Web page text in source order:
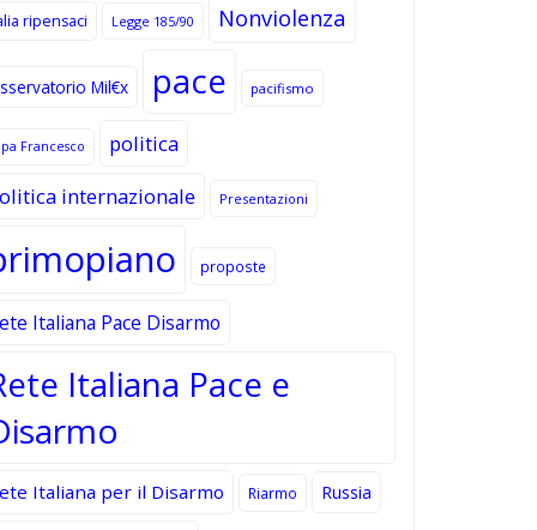
ripensaci Legge 185/90 Nonviolenza
Mil€x pace pacifismo
Francesco
politica
internazionale
Presentazioni
proposte
Italiana Pace Disarmo
Italiana Pace e
Italiana per il Disarmo Riarmo Russia